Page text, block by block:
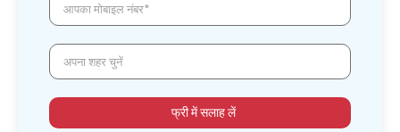
आपका मोबाइल नंबर*
अपना शहर चुनें
फ्री में सलाह लें